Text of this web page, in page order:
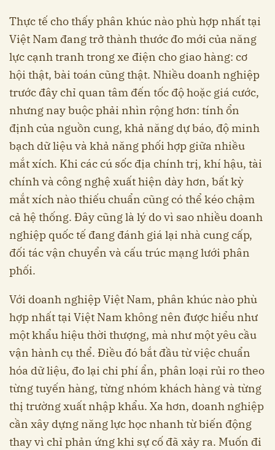
Thực tế cho thấy phân khúc nào phù hợp nhất tại
Việt Nam đang trở thành thước đo mới của năng
lực cạnh tranh trong xe điện cho giao hàng: cơ
hội thật, bài toán cũng thật. Nhiều doanh nghiệp
trước đây chỉ quan tâm đến tốc độ hoặc giá cước,
nhưng nay buộc phải nhìn rộng hơn: tính ổn
định của nguồn cung, khả năng dự báo, độ minh
bạch dữ liệu và khả năng phối hợp giữa nhiều
mắt xích. Khi các cú sốc địa chính trị, khí hậu, tài
chính và công nghệ xuất hiện dày hơn, bất kỳ
mắt xích nào thiếu chuẩn cũng có thể kéo chậm
cả hệ thống. Đây cũng là lý do vì sao nhiều doanh
nghiệp quốc tế đang đánh giá lại nhà cung cấp,
đối tác vận chuyển và cấu trúc mạng lưới phân
phối.
Với doanh nghiệp Việt Nam, phân khúc nào phù
hợp nhất tại Việt Nam không nên được hiểu như
một khẩu hiệu thời thượng, mà như một yêu cầu
vận hành cụ thể. Điều đó bắt đầu từ việc chuẩn
hóa dữ liệu, đo lại chi phí ẩn, phân loại rủi ro theo
từng tuyến hàng, từng nhóm khách hàng và từng
thị trường xuất nhập khẩu. Xa hơn, doanh nghiệp
cần xây dựng năng lực học nhanh từ biến động
thay vì chỉ phản ứng khi sự cố đã xảy ra. Muốn đi